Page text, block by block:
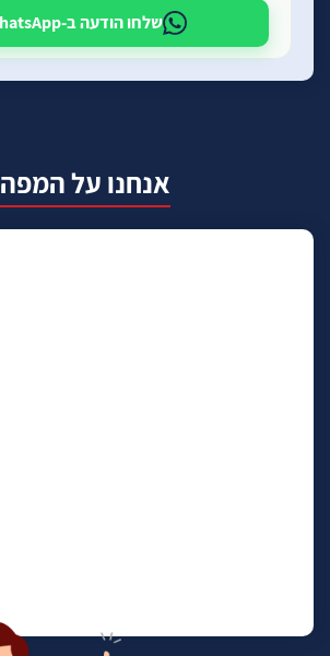
שלחו הודעה ב-WhatsApp
אנחנו על המפה